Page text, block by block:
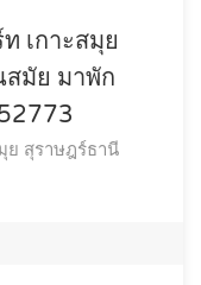
เกาะสมุย
มัย มาพัก
ย สุราษฎร์ธานี